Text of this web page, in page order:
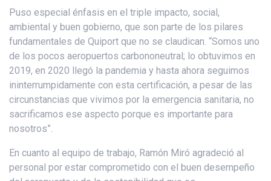
Puso especial énfasis en el triple impacto, social,
ambiental y buen gobierno, que son parte de los pilares
fundamentales de Quiport que no se claudican. “Somos uno
de los pocos aeropuertos carbononeutral; lo obtuvimos en
2019, en 2020 llegó la pandemia y hasta ahora seguimos
ininterrumpidamente con esta certificación, a pesar de las
circunstancias que vivimos por la emergencia sanitaria, no
sacrificamos ese aspecto porque es importante para
nosotros”.
En cuanto al equipo de trabajo, Ramón Miró agradeció al
personal por estar comprometido con el buen desempeño